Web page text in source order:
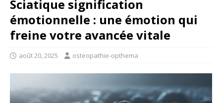
Sciatique signification
émotionnelle : une émotion qui
freine votre avancée vitale
août 20, 2025 osteopathie-opthema